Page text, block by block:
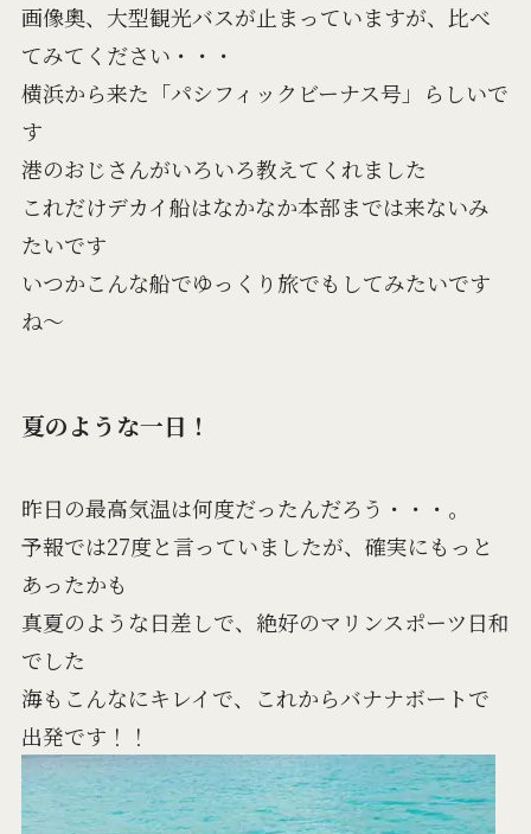
画像奧、大型観光バスが止まっていますが、比べ
てみてください・・・
横浜から来た「パシフィックビーナス号」らしいで
す
港のおじさんがいろいろ教えてくれました
これだけデカイ船はなかなか本部までは来ないみ
たいです
いつかこんな船でゆっくり旅でもしてみたいです
ね～
夏のような一日！
昨日の最高気温は何度だったんだろう・・・。
予報では27度と言っていましたが、確実にもっと
あったかも
真夏のような日差しで、絶好のマリンスポーツ日和
でした
海もこんなにキレイで、これからバナナボートで
出発です！！